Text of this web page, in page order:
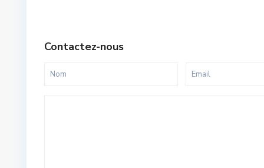
Contactez-nous